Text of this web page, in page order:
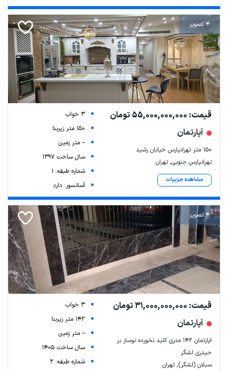
Leaflet | Map data © ariamarz.com
4 تصویر
قیمت: 55,000,000,000 تومان
آپارتمان
150 متر تهرانپارس خیابان رشید
تهرانپارس جنوبی, تهران
مشاهده جزییات
3 خواب
150 متر زیربنا
-- متر زمین
سال ساخت 1397
شماره طبقه: 1
آسانسور: دارد
4 تصویر
قیمت: 31,000,000,000 تومان
آپارتمان
اپارتمان 142 متری کلید نخورده نوساز بر
حیدری لشگر
سبلان (لشگر), تهران
3 خواب
142 متر زیربنا
-- متر زمین
سال ساخت 1405
شماره طبقه: 2